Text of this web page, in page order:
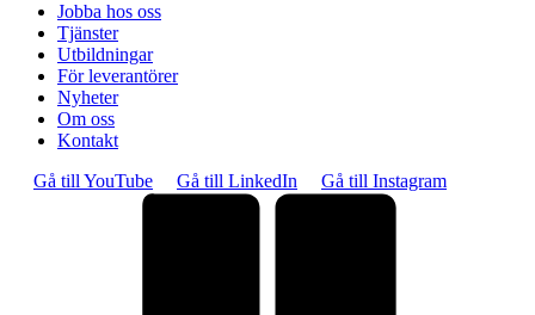
Jobba hos oss
Tjänster
Utbildningar
För leverantörer
Nyheter
Om oss
Kontakt
Gå till YouTube
Gå till LinkedIn Gå till Instagram